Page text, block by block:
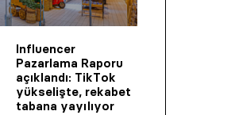
Influencer
Pazarlama Raporu
açıklandı: TikTok
yükselişte, rekabet
tabana yayılıyor